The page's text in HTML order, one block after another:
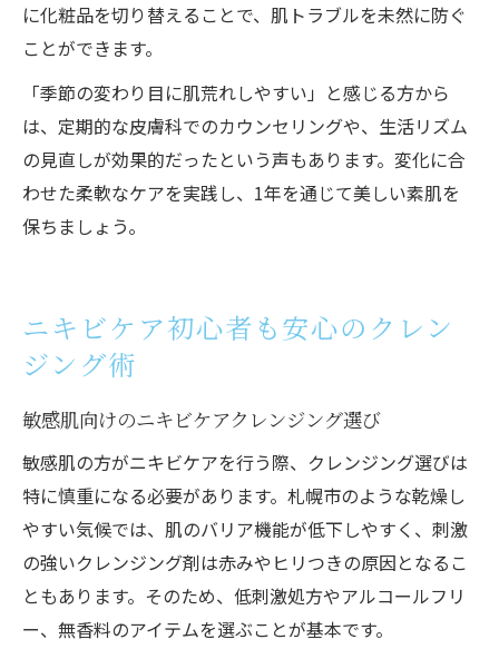
に化粧品を切り替えることで、肌トラブルを未然に防ぐ
ことができます。
「季節の変わり目に肌荒れしやすい」と感じる方から
は、定期的な皮膚科でのカウンセリングや、生活リズム
の見直しが効果的だったという声もあります。変化に合
わせた柔軟なケアを実践し、1年を通じて美しい素肌を
保ちましょう。
ニキビケア初心者も安心のクレン
ジング術
敏感肌向けのニキビケアクレンジング選び
敏感肌の方がニキビケアを行う際、クレンジング選びは
特に慎重になる必要があります。札幌市のような乾燥し
やすい気候では、肌のバリア機能が低下しやすく、刺激
の強いクレンジング剤は赤みやヒリつきの原因となるこ
ともあります。そのため、低刺激処方やアルコールフリ
ー、無香料のアイテムを選ぶことが基本です。